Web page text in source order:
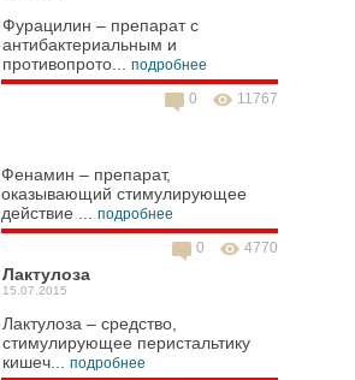
Фурацилин – препарат с
антибактериальным и
противопрото... подробнее
11767
0
Фенамин – препарат,
оказывающий стимулирующее
действие ... подробнее
4770
0
Лактулоза
15.07.2015
Лактулоза – средство,
стимулирующее перистальтику
кишеч... подробнее